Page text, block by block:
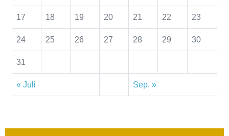
17 18 19 20 21 22 23
24 25 26 27 28 29 30
31
« Juli Sep. »